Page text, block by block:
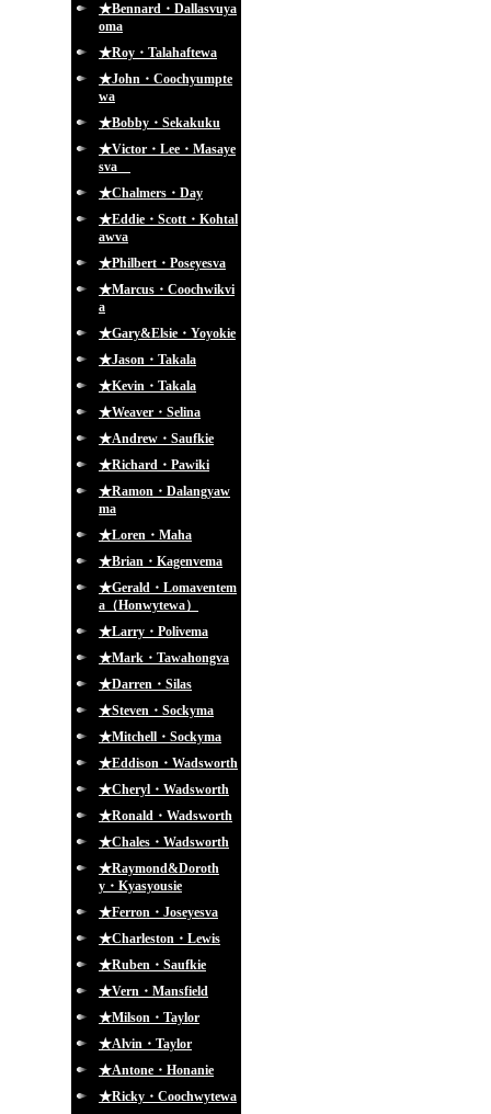
★Bennard・Dallasvuya
oma
★Roy・Talahaftewa
★John・Coochyumpte
wa
★Bobby・Sekakuku
★Victor・Lee・Masaye
sva
★Chalmers・Day
★Eddie・Scott・Kohtal
awva
★Philbert・Poseyesva
★Marcus・Coochwikvi
a
★Gary&Elsie・Yoyokie
★Jason・Takala
★Kevin・Takala
★Weaver・Selina
★Andrew・Saufkie
★Richard・Pawiki
★Ramon・Dalangyaw
ma
★Loren・Maha
★Brian・Kagenvema
★Gerald・Lomaventem
a（Honwytewa）
★Larry・Polivema
★Mark・Tawahongva
★Darren・Silas
★Steven・Sockyma
★Mitchell・Sockyma
★Eddison・Wadsworth
★Cheryl・Wadsworth
★Ronald・Wadsworth
★Chales・Wadsworth
★Raymond&Doroth
y・Kyasyousie
★Ferron・Joseyesva
★Charleston・Lewis
★Ruben・Saufkie
★Vern・Mansfield
★Milson・Taylor
★Alvin・Taylor
★Antone・Honanie
★Ricky・Coochwytewa